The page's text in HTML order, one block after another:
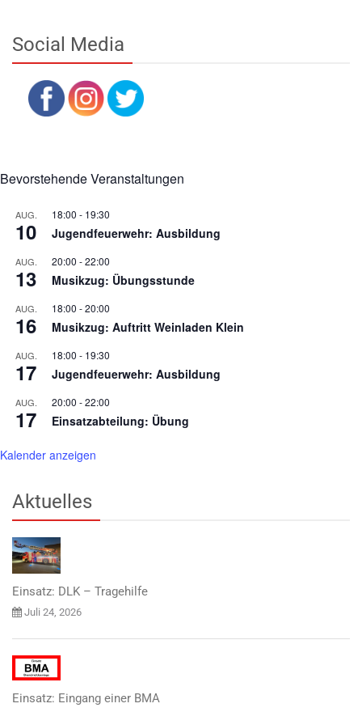
Social Media
Bevorstehende Veranstaltungen
AUG.
10
18:00 - 19:30
Jugendfeuerwehr: Ausbildung
AUG.
13
20:00 -22:00
Musikzug: Übungsstunde
AUG.
16
18:00 -20:00
Musikzug: Auftritt Weinladen Klein
AUG.
17
18:00 - 19:30
Jugendfeuerwehr: Ausbildung
AUG.
17
20:00 -22:00
Einsatzabteilung: Übung
Kalender anzeigen
Aktuelles
Einsatz: DLK – Tragehilfe
Juli 24, 2026
Einsatz: Eingang einer BMA